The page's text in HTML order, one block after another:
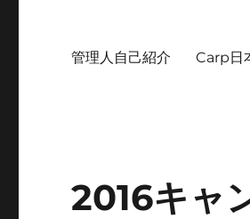
管理人自己紹介 Carp日
2016キャ